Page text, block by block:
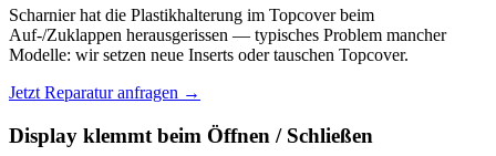
Scharnier hat die Plastikhalterung im Topcover beim
Auf-/Zuklappen herausgerissen — typisches Problem mancher
Modelle: wir setzen neue Inserts oder tauschen Topcover.
Jetzt Reparatur anfragen →
Display klemmt beim Öffnen / Schließen